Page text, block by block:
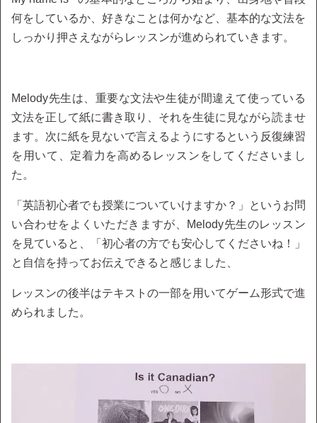
何をしているか、好きなことは何かなど、基本的な文法を
しっかり押さえながらレッスンが進められていきます。
Melody先生は、重要な文法や生徒が間違えて使っている
文法を正して紙に書き取り、それを生徒に見ながら読ませ
ます。次に紙を見ないで言えるようにするという反復練習
を用いて、定着力を高めるレッスンをしてくださいまし
た。
「英語初心者でも授業についていけますか？」というお問
い合わせをよくいただきますが、Melody先生のレッスン
を見ていると、「初心者の方でも安心してくださいね！」
と自信を持ってお伝えできると感じました、
レッスンの後半はテキストの一部を用いてゲーム形式で進
められました。